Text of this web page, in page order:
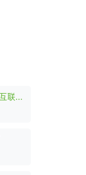
2023年第八届武汉国际电子商务 暨“互联网＋”产业博览会9月21-23日在汉盛大开幕